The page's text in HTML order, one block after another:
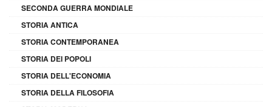
SECONDA GUERRA MONDIALE
STORIA ANTICA
STORIA CONTEMPORANEA
STORIA DEI POPOLI
STORIA DELL'ECONOMIA
STORIA DELLA FILOSOFIA